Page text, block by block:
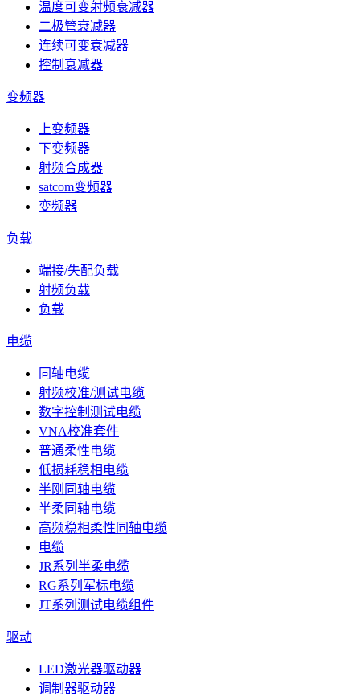
温度可变射频衰减器
二极管衰减器
连续可变衰减器
控制衰减器
变频器
上变频器
下变频器
射频合成器
satcom变频器
变频器
负载
端接/失配负载
射频负载
负载
电缆
同轴电缆
射频校准/测试电缆
数字控制测试电缆
VNA校准套件
普通柔性电缆
低损耗稳相电缆
半刚同轴电缆
半柔同轴电缆
高频稳相柔性同轴电缆
电缆
JR系列半柔电缆
RG系列军标电缆
JT系列测试电缆组件
驱动
LED激光器驱动器
调制器驱动器